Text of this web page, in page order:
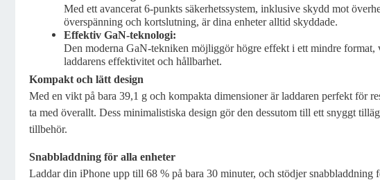
Med ett avancerat 6-punkts säkerhetssystem, inklusive skydd mot
överspänning och kortslutning, är dina enheter alltid skyddade.
Effektiv GaN-teknologi:
Den moderna GaN-tekniken möjliggör högre effekt i ett mindre format,
laddarens effektivitet och hållbarhet.
Kompakt och lätt design
Med en vikt på bara 39,1 g och kompakta dimensioner är laddaren perfekt för
ta med överallt. Dess minimalistiska design gör den dessutom till ett snyggt
tillbehör.
Snabbladdning för alla enheter
Laddar din iPhone upp till 68 % på bara 30 minuter, och stödjer snabbladdning